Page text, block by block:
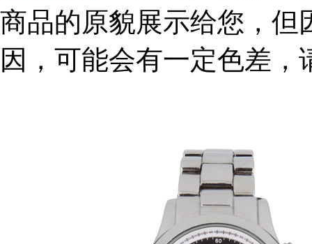
商品的原貌展示给您，但
因，可能会有一定色差，